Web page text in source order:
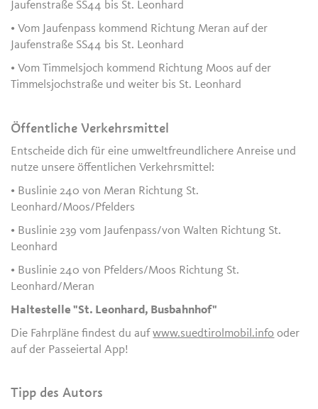
Jaufenstraße SS44 bis St. Leonhard
• Vom Jaufenpass kommend Richtung Meran auf der
Jaufenstraße SS44 bis St. Leonhard
• Vom Timmelsjoch kommend Richtung Moos auf der
Timmelsjochstraße und weiter bis St. Leonhard
Öffentliche Verkehrsmittel
Entscheide dich für eine umweltfreundlichere Anreise und
nutze unsere öffentlichen Verkehrsmittel:
• Buslinie 240 von Meran Richtung St.
Leonhard/Moos/Pfelders
• Buslinie 239 vom Jaufenpass/von Walten Richtung St.
Leonhard
• Buslinie 240 von Pfelders/Moos Richtung St.
Leonhard/Meran
Haltestelle "St. Leonhard, Busbahnhof"
Die Fahrpläne findest du aufwww.suedtirolmobil.info oder
auf der Passeiertal App!
Tipp des Autors